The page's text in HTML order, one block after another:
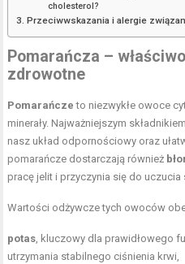
cholesterol?
Przeciwwskazania i alergie
Pomarańcza –
zdrowotne
Pomarańcze to niezwykłe owoce
minerały. Najważniejszym
nasz układ odpornościowy oraz
pomarańcze dostarczają również
pracę jelit i przyczynia się do uczucia
Wartości odżywcze tych owoców
potas, kluczowy dla prawidłowego
utrzymania stabilnego ciśnienia krwi,